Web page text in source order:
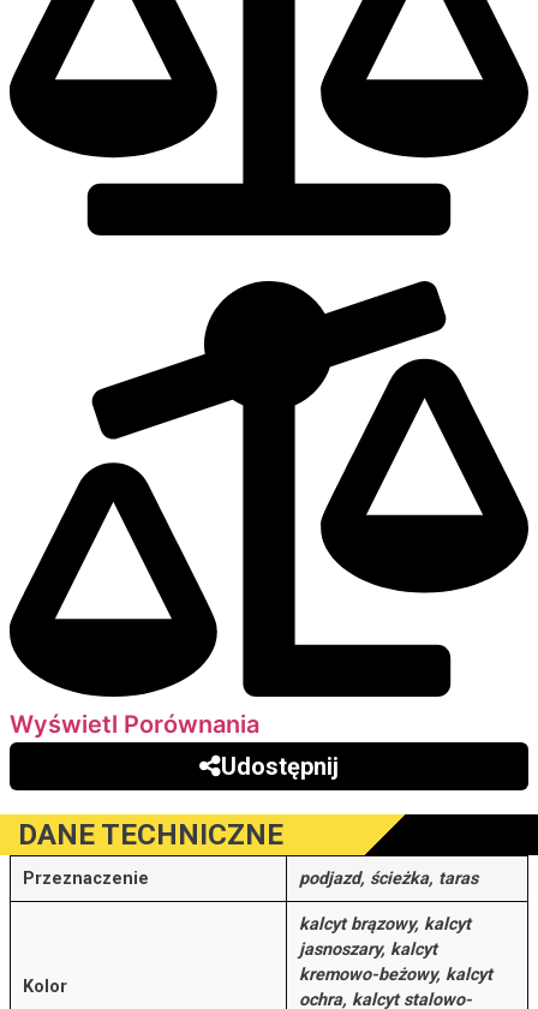
Wyświetl Porównania
Udostępnij
DANE TECHNICZNE
Przeznaczenie podjazd, ścieżka, taras
Kolor
kalcyt brązowy, kalcyt
jasnoszary, kalcyt
kremowo-beżowy, kalcyt
ochra, kalcyt stalowo-